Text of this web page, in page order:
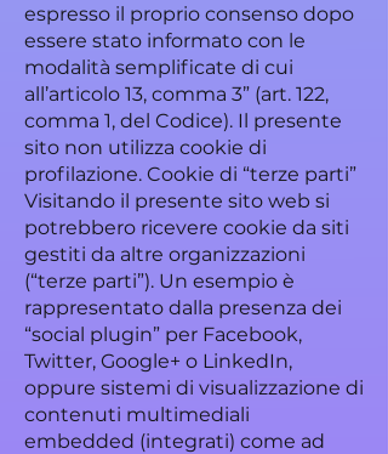
espresso il proprio consenso dopo
essere stato informato con le
modalità semplificate di cui
all’articolo 13, comma 3” (art. 122,
comma 1, del Codice). Il presente
sito non utilizza cookie di
profilazione. Cookie di “terze parti”
Visitando il presente sito web si
potrebbero ricevere cookie da siti
gestiti da altre organizzazioni
(“terze parti”). Un esempio è
rappresentato dalla presenza dei
“social plugin” per Facebook,
Twitter, Google+ o LinkedIn,
oppure sistemi di visualizzazione di
contenuti multimediali
embedded (integrati) come ad